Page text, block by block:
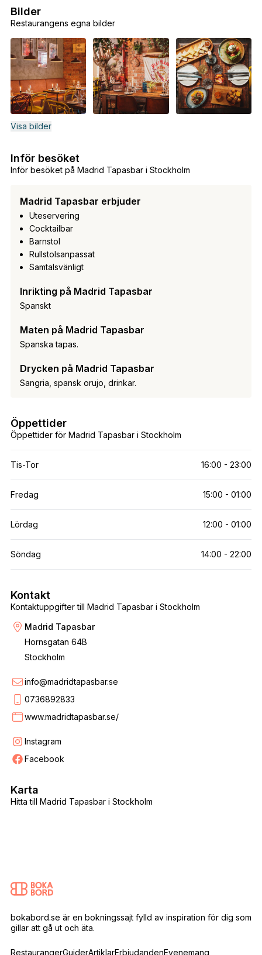
Restaurangens egna bilder
Bilder
Visa bilder
Inför besöket på Madrid Tapasbar i Stockholm
Inför besöket
Madrid Tapasbar erbjuder
Uteservering
Cocktailbar
Barnstol
Rullstolsanpassat
Samtalsvänligt
Inrikting på Madrid Tapasbar
Spanskt
Maten på Madrid Tapasbar
Spanska tapas.
Drycken på Madrid Tapasbar
Sangria, spansk orujo, drinkar.
Öppettider för Madrid Tapasbar i Stockholm
Öppettider
Tis-Tor 16:00 - 23:00
Fredag 15:00 - 01:00
Lördag 12:00 - 01:00
Söndag 14:00 - 22:00
Kontaktuppgifter till Madrid Tapasbar i Stockholm
Kontakt
Madrid Tapasbar
Hornsgatan 64B
Stockholm
info@madridtapasbar.se
0736892833
www.madridtapasbar.se/
Instagram
Facebook
Hitta till Madrid Tapasbar i Stockholm
Karta
bokabord.se är en bokningssajt fylld av inspiration för dig som
gillar att gå ut och äta.
RestaurangerGuiderArtiklarErbjudandenEvenemang